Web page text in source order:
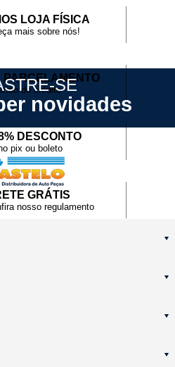
LOJA FÍSICA
mais sobre nós!
PARCELAMENTO
de crédito
DESCONTO
pix ou boleto
GRÁTIS
nosso regulamento
SE
novidades